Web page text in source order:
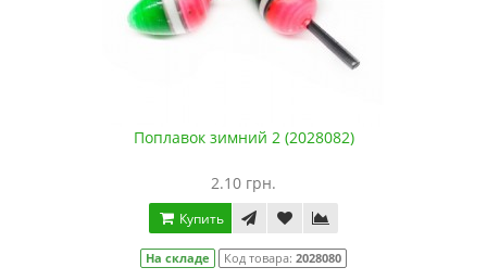
Поплавок зимний 2 (2028082)
2.10 грн.
Купить
На складе Код товара: 2028080